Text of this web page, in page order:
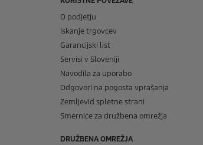
O podjetju
Iskanje trgovcev
Garancijski list
Servisi v Sloveniji
Navodila za uporabo
Odgovori na pogosta vprašanja
Zemljevid spletne strani
Smernice za družbena omrežja
DRUŽBENA OMREŽJA